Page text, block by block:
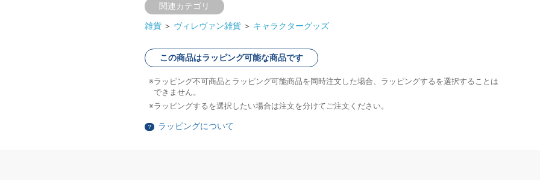
関連カテゴリ
雑貨 ＞ ヴィレヴァン雑貨 ＞ キャラクターグッズ
この商品はラッピング可能な商品です
ラッピング不可商品とラッピング可能商品を同時注文した場合、ラッピングするを選択することは
できません。
ラッピングするを選択したい場合は注文を分けてご注文ください。
？ ラッピングについて